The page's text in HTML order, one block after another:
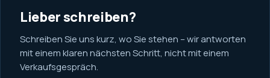
Lieber schreiben?
Schreiben Sie uns kurz, wo Sie stehen – wir antworten
mit einem klaren nächsten Schritt, nicht mit einem
Verkaufsgespräch.